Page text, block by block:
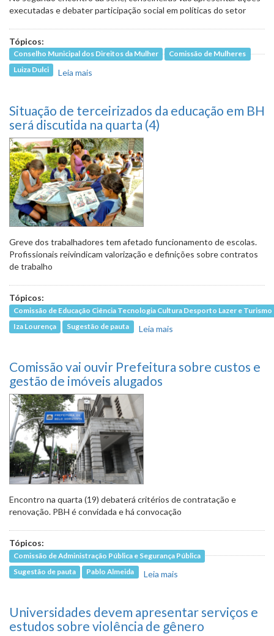
executadas e debater participação social em políticas do setor
Tópicos:
Conselho Municipal dos Direitos da Mulher
Comissão de Mulheres
Luiza Dulci
Leia mais
Situação de terceirizados da educação em BH
será discutida na quarta (4)
Greve dos trabalhadores tem afetado funcionamento de escolas.
Profissionais reivindicam valorização e definições sobre contratos
de trabalho
Tópicos:
Comissão de Educação Ciência Tecnologia Cultura Desporto Lazer e Turismo
Iza Lourença
Sugestão de pauta Leia mais
discutida na quarta (4)
Comissão vai ouvir Prefeitura sobre custos e
gestão de imóveis alugados
Encontro na quarta (19) debaterá critérios de contratação e
renovação. PBH é convidada e há convocação
Tópicos:
Comissão de Administração Pública e Segurança Pública
Sugestão de pauta
Pablo Almeida Leia mais
imóveis alugados
Universidades devem apresentar serviços e
estudos sobre violência de gênero